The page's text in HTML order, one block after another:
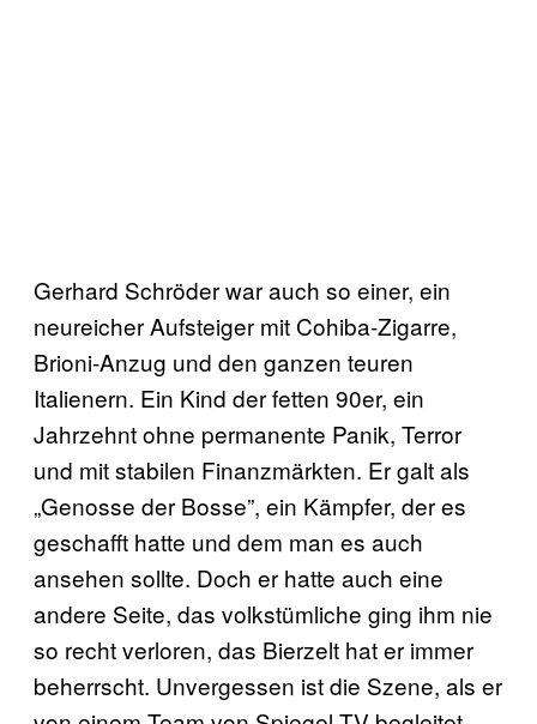
Gerhard Schröder war auch so einer, ein
neureicher Aufsteiger mit Cohiba-Zigarre,
Brioni-Anzug und den ganzen teuren
Italienern. Ein Kind der fetten 90er, ein
Jahrzehnt ohne permanente Panik, Terror
und mit stabilen Finanzmärkten. Er galt als
„Genosse der Bosse”, ein Kämpfer, der es
geschafft hatte und dem man es auch
ansehen sollte. Doch er hatte auch eine
andere Seite, das volkstümliche ging ihm nie
so recht verloren, das Bierzelt hat er immer
beherrscht. Unvergessen ist die Szene, als er